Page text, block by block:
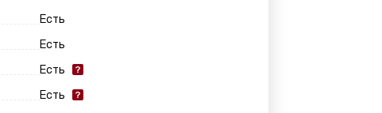
Есть
Есть
Есть
Есть